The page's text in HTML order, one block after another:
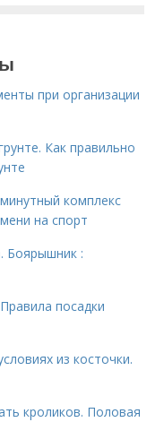
при организации
Как правильно
комплекс
на спорт
Боярышник :
посадки
из косточки.
кроликов. Половая